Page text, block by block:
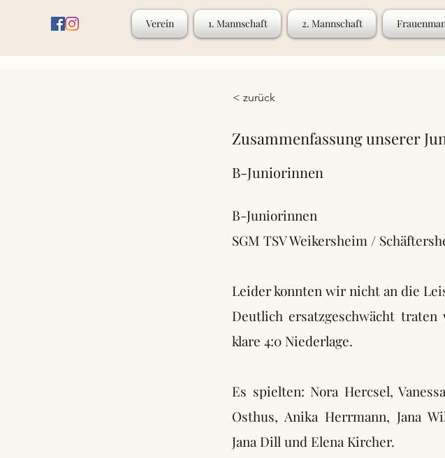
Verein 1. Mannschaft 2. Mannschaft
< zurück
Zusammenfassung unserer
B-Juniorinnen
B-Juniorinnen
SGM TSV Weikersheim /
Leider konnten wir nicht an die
Deutlich ersatzgeschwächt
klare 4:0 Niederlage.
Es spielten: Nora Hercsel,
Osthus, Anika Herrmann, Jana
Jana Dill und Elena Kircher.